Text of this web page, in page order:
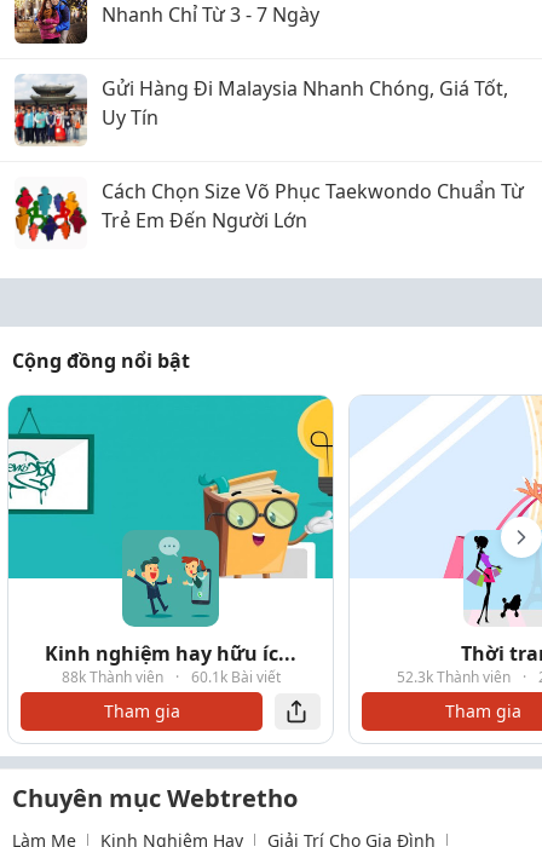
Nhanh Chỉ Từ 3 - 7 Ngày
Gửi Hàng Đi Malaysia Nhanh Chóng, Giá Tốt,
Uy Tín
Cách Chọn Size Võ Phục Taekwondo Chuẩn Từ
Trẻ Em Đến Người Lớn
Cộng đồng nổi bật
Kinh nghiệm hay hữu íc...
88k Thành viên · 60.1k Bài viết
Tham gia
Thời
52.3k Thành viên ·
Tham gia
Chuyên mục Webtretho
Làm Mẹ Kinh Nghiệm Hay Giải Trí Cho Gia Đình